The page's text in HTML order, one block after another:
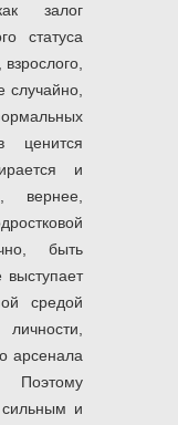
залог
статуса
случайно,
ценится
и
вернее,
быть
средой
арсенала
сильным и